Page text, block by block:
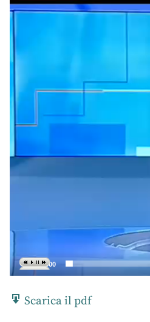
V
i
d
e
P
a
y
e
00:00
Scarica il pdf